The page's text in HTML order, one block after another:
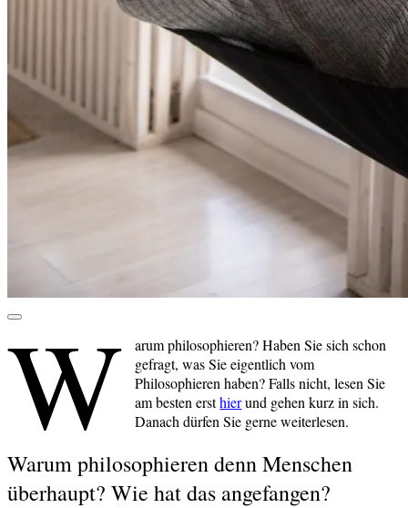
W
arum philosophieren? Haben Sie sich schon
gefragt, was Sie eigentlich vom
Philosophieren haben? Falls nicht, lesen Sie
am besten ersthierund gehen kurz in sich.
Danach dürfen Sie gerne weiterlesen.
Warum philosophieren denn Menschen
überhaupt? Wie hat das angefangen?